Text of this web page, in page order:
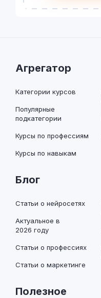
Агрегатор
Категории курсов
Популярные
подкатегории
Курсы по профессиям
Курсы по навыкам
Блог
Статьи о нейросетях
Актуальное в
2026 году
Статьи о профессиях
Статьи о маркетинге
Полезное